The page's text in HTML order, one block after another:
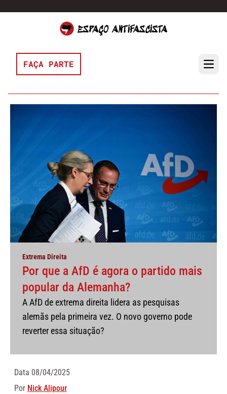
FAÇA PARTE Open
Extrema Direita
Por que a AfD é agora o partido mais
popular da Alemanha?
A AfD de extrema direita lidera as pesquisas
alemãs pela primeira vez. O novo governo pode
reverter essa situação?
Data 08/04/2025
Por Nick Alipour